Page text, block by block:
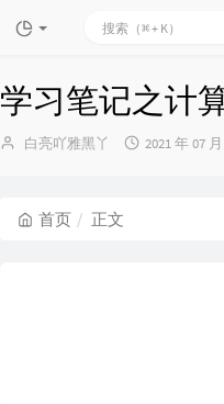
学习笔记之计
博
白亮吖雅黑丫
发
2021 年 07
首页 正文